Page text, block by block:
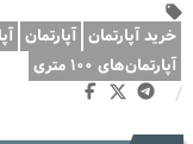
خرید آپارتمان آپارتمان
آپارتمان‌های ۱۰۰ متری
/